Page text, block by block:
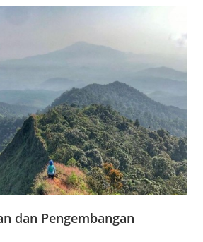
dan Pengembangan